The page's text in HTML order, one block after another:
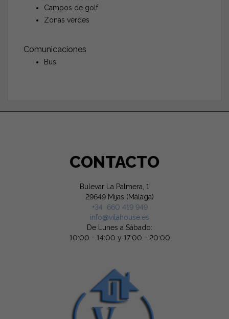
Campos de golf
Zonas verdes
Comunicaciones
Bus
CONTACTO
Bulevar La Palmera, 1
29649 Mijas (Málaga)
+34 660 419 949
info@vilahouse.es
De Lunes a Sábado:
10:00 - 14:00 y 17:00 - 20:00